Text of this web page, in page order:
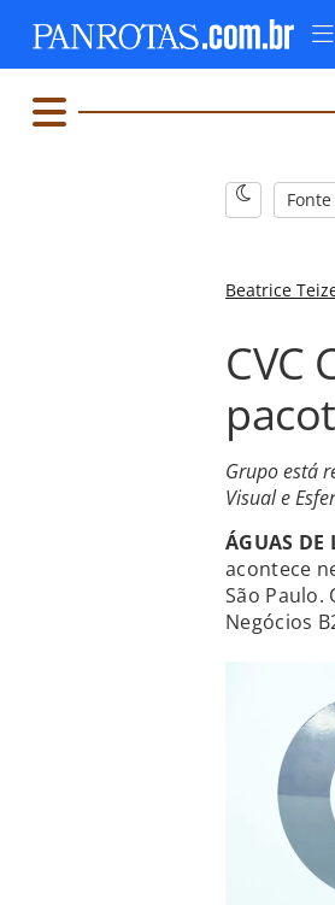
Fonte
Beatrice
CVC
Grupo está
Visual e
ÁGUAS DE
acontece
São Paulo.
Negócios